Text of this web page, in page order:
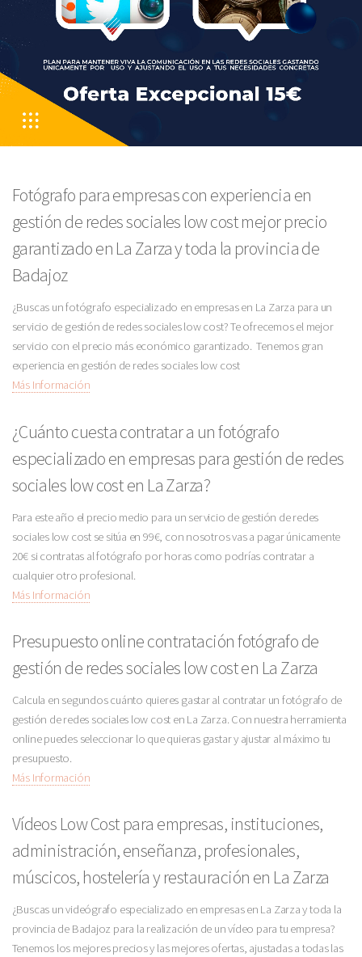
Fotógrafo para empresas con experiencia en
gestión de redes sociales low cost mejor precio
garantizado en La Zarza y toda la provincia de
Badajoz
¿Buscas un fotógrafo especializado en empresas en La Zarza para un
servicio de gestión de redes sociales low cost? Te ofrecemos el mejor
servicio con el precio más económico garantizado. Tenemos gran
experiencia en gestión de redes sociales low cost
Más Información
¿Cuánto cuesta contratar a un fotógrafo
especializado en empresas para gestión de redes
sociales low cost en La Zarza?
Para este año el precio medio para un servicio de gestión de redes
sociales low cost se sitúa en 99€, con nosotros vas a pagar únicamente
20€ si contratas al fotógrafo por horas como podrías contratar a
cualquier otro profesional.
Más Información
Presupuesto online contratación fotógrafo de
gestión de redes sociales low cost en La Zarza
Calcula en segundos cuánto quieres gastar al contratar un fotógrafo de
gestión de redes sociales low cost en La Zarza. Con nuestra herramienta
online puedes seleccionar lo que quieras gastar y ajustar al máximo tu
presupuesto.
Más Información
Vídeos Low Cost para empresas, instituciones,
administración, enseñanza, profesionales,
múscicos, hostelería y restauración en La Zarza
¿Buscas un videógrafo especializado en empresas en La Zarza y toda la
provincia de Badajoz para la realización de un vídeo para tu empresa?
Tenemos los mejores precios y las mejores ofertas, ajustadas a todas las